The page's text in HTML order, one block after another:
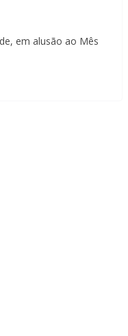
em alusão ao Mês